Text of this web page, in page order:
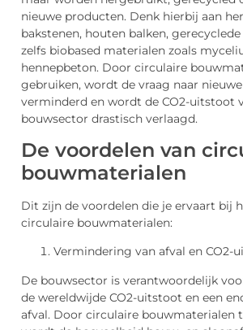
nieuwe producten. Denk hierbij aan
bakstenen, houten balken,
zelfs biobased materialen zoals
hennepbeton. Door circulaire
gebruiken, wordt de vraag naar
verminderd en wordt de CO2-uitstoot
bouwsector drastisch verlaagd.
De voordelen van
bouwmaterialen
Dit zijn de voordelen die je ervaart bij
circulaire bouwmaterialen:
Vermindering van afval en CO2-
De bouwsector is verantwoordelijk
de wereldwijde CO2-uitstoot en een
afval. Door circulaire bouwmaterialen